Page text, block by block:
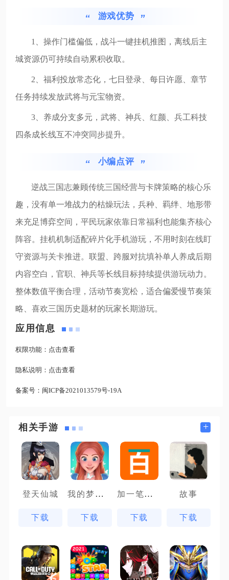
游戏优势
1、操作门槛偏低，战斗一键挂机推图，离线后主
城资源仍可持续自动累积收取。
2、福利投放常态化，七日登录、每日许愿、章节
任务持续发放武将与元宝物资。
3、养成分支多元，武将、神兵、红颜、兵工科技
四条成长线互不冲突同步提升。
小编点评
逆战三国志兼顾传统三国经营与卡牌策略的核心乐
趣，没有单一堆战力的枯燥玩法，兵种、羁绊、地形带
来充足博弈空间，平民玩家依靠日常福利也能集齐核心
阵容。挂机机制适配碎片化手机游玩，不用时刻在线盯
守资源与关卡推进。联盟、跨服对抗填补单人养成后期
内容空白，官职、神兵等长线目标持续提供游玩动力。
整体数值平衡合理，活动节奏宽松，适合偏爱慢节奏策
略、喜欢三国历史题材的玩家长期游玩。
应用信息
权限功能： 点击查看
隐私说明： 点击查看
备案号： 闽ICP备2021013579号-19A
相关手游 +
登天仙城
下载
我的梦幻城堡
下载
加一笔变新字
下载
故事
下载